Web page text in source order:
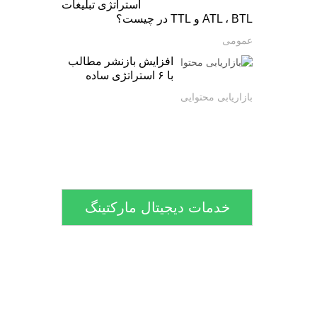
استراتژی تبلیغات
ATL ، BTL و TTL در چیست؟
عمومی
افزایش بازنشر مطالب
با ۶ استراتژی ساده
بازاریابی محتوایی
خدمات دیجیتال مارکتینگ